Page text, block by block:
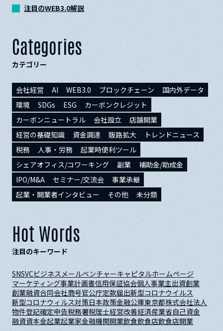
注目のWEB3.0解説
Categories
カテゴリー
会社経営 AI WEB3.0 ブロックチェーン
国内外データ
環境
SDGs ESG
カーボンクレジット
カーボンニュートラル
会社設立
店舗開業
経営の基礎知識
資金調達 販路拡大
トレンドニュース
税務
人事・労務
起業時便利ツール
シェアオフィス/コワーキング
副業
補助金/助成金
IPO/M&A
セミナー/交流会
事業承継
起業・開業者インタビュー
その他 未分類
Hot Words
注目のキーワード
SNSVCビジネスメールベンチャーキャピタルホームページ
マーケティング事業計画書信用保証協会個人事業主出資創業
創業融資合同会社商号官公庁定款届出新型コロナウイルス
新型コロナウィルス対策日本政策金融公庫東京都株式会社法人
物件登記確定申告税務署税理士経営改善経済産業省自己資金
融資資本金起業起業家金融機関開業飲食飲食店飲食店開業